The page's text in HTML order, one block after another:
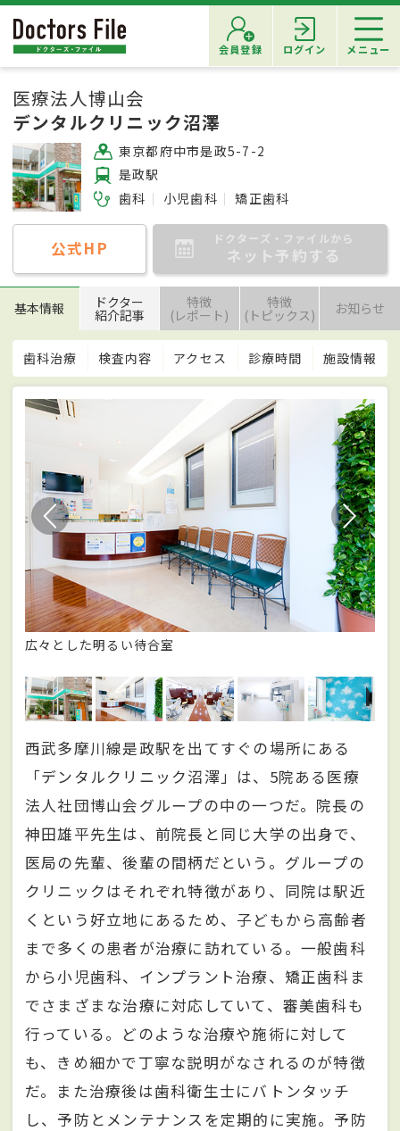
会員登録 ログイン メニュー
医療法人博山会
デンタルクリニック沼澤
東京都府中市是政5-7-2
是政駅
歯科
小児歯科 矯正歯科
公式HP ドクターズ・ファイルから
ネット予約する
基本情報 ドクター
紹介記事
特徴
(レポート)
特徴
(トピックス) お知らせ
歯科治療 検査内容 アクセス 診療時間 施設情報
広々とした明るい待合室
西武多摩川線是政駅を出てすぐの場所にある
「デンタルクリニック沼澤」は、5院ある医療
法人社団博山会グループの中の一つだ。院長の
神田雄平先生は、前院長と同じ大学の出身で、
医局の先輩、後輩の間柄だという。グループの
クリニックはそれぞれ特徴があり、同院は駅近
くという好立地にあるため、子どもから高齢者
まで多くの患者が治療に訪れている。一般歯科
から小児歯科、インプラント治療、矯正歯科ま
でさまざまな治療に対応していて、審美歯科も
行っている。どのような治療や施術に対して
も、きめ細かで丁寧な説明がなされるのが特徴
だ。また治療後は歯科衛生士にバトンタッチ
し、予防とメンテナンスを定期的に実施。予防